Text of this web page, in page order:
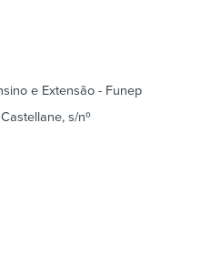
e Extensão - Funep
s/nº